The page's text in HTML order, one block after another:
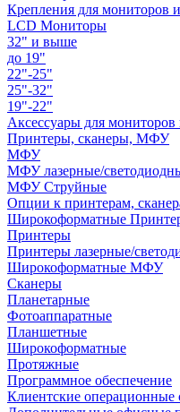
Крепления для мониторов
LCD Мониторы
32" и выше
до 19"
22"-25"
25"-32"
19"-22"
Аксессуары для мониторов
Принтеры, сканеры, МФУ
МФУ
МФУ лазерные/
МФУ Струйные
Опции к принтерам,
Широкоформатные
Принтеры
Принтеры лазерные/
Широкоформатные МФУ
Сканеры
Планетарные
Фотоаппаратные
Планшетные
Широкоформатные
Протяжные
Программное обеспечение
Клиентские операционные